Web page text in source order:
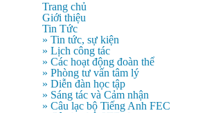
Trang chủ
Giới thiệu
Tin Tức
» Tin tức, sự kiện
» Lịch công tác
» Các hoạt động đoàn thể
» Phòng tư vấn tâm lý
» Diễn đàn học tập
» Sáng tác và Cảm nhận
» Câu lạc bộ Tiếng Anh FEC